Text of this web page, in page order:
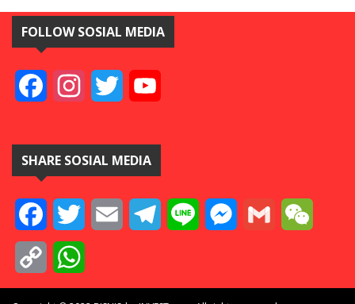
FOLLOW SOSIAL MEDIA
FacebookInstagramTwitter
SHARE SOSIAL MEDIA
FacebookTwitter Email TelegramLine Messenger
Gmail
Copy
Link